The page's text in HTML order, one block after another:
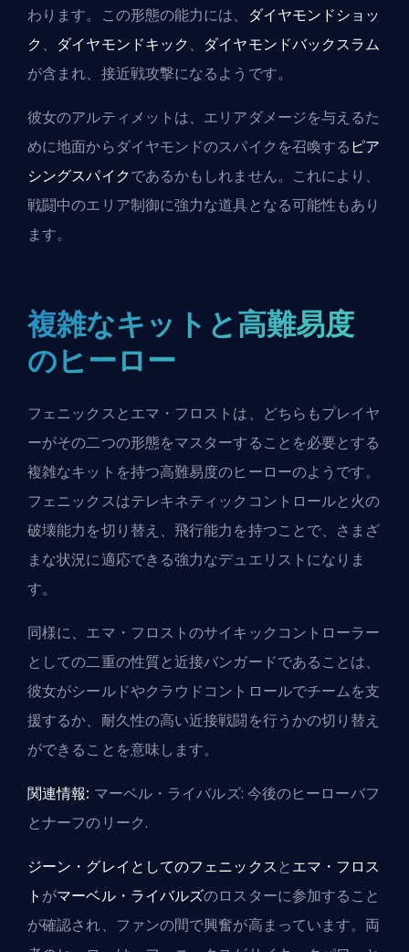
わります。この形態の能力には、
ダイヤモンドショッ
ク、 ダイヤモンドキック、 ダイヤモンドバックスラム
が含まれ、接近戦攻撃になるようです。
彼女のアルティメットは、エリアダメージを与えるた
めに地面からダイヤモンドのスパイクを召喚する ピア
シングスパイクであるかもしれません。これにより、
戦闘中のエリア制御に強力な道具となる可能性もあり
ます。
複雑なキットと高難易度
のヒーロー
フェニックスとエマ・フロストは、どちらもプレイヤ
ーがその二つの形態をマスターすることを必要とする
複雑なキットを持つ高難易度のヒーローのようです。
フェニックスはテレキネティックコントロールと火の
破壊能力を切り替え、飛行能力を持つことで、さまざ
まな状況に適応できる強力なデュエリストになりま
す。
同様に、エマ・フロストのサイキックコントローラー
としての二重の性質と近接バンガードであることは、
彼女がシールドやクラウドコントロールでチームを支
援するか、耐久性の高い近接戦闘を行うかの切り替え
ができることを意味します。
関連情報: マーベル・ライバルズ: 今後のヒーローバフ
とナーフのリーク.
ジーン・グレイとしてのフェニックス とエマ・フロス
ト がマーベル・ライバルズのロスターに参加すること
が確認され、ファンの間で興奮が高まっています。両